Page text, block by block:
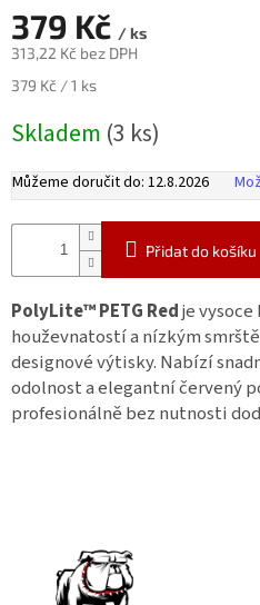
Značky
Měna
379 Kč / ks
313,22 Kč bez DPH
Měrná
379 Kč / 1 ks
Skladem (3 ks)
Můžeme doručit do: 12.8.2026
Přidat do košíku
PolyLite™ PETG Redje
houževnatostí a nízkým
designové výtisky. Nabízí
odolnost a elegantní červený
profesionálně bez nutnosti